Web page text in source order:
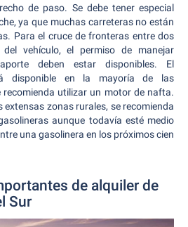
de paso. Se debe tener especial
ya que muchas carreteras no están
Para el cruce de fronteras entre dos
vehículo, el permiso de manejar
deben estar disponibles. El
disponible en la mayoría de las
recomienda utilizar un motor de nafta.
zonas rurales, se recomienda
aunque todavía esté medio
una gasolinera en los próximos cien
de alquiler de
Sur